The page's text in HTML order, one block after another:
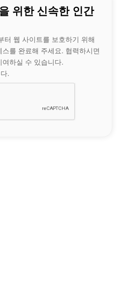
위한 신속한 인간
터 웹 사이트를 보호하기 위해
를 완료해 주세요. 협력하시면
하실 수 있습니다.
.